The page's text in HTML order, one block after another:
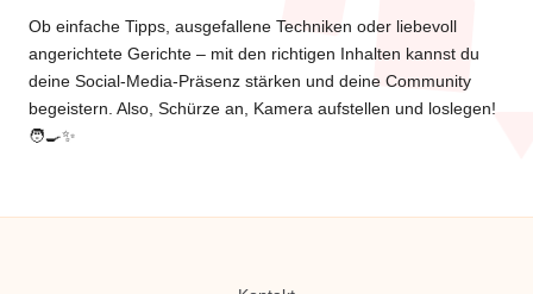
Ob einfache Tipps, ausgefallene Techniken oder liebevoll
angerichtete Gerichte – mit den richtigen Inhalten kannst du
deine Social-Media-Präsenz stärken und deine Community
begeistern. Also, Schürze an, Kamera aufstellen und loslegen!
🧑‍🍳✨